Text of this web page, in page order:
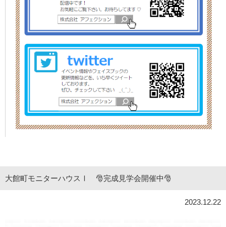
大館町モニターハウスⅠ 🎅完成見学会開催中🎅
2023.12.22